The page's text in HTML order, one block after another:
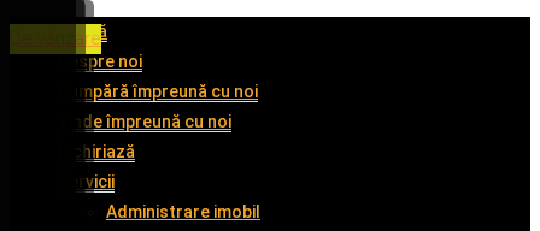
Acasă
Despre noi
Cumpără împreună cu noi
Vinde împreună cu noi
Închiriază
Servicii
Administrare imobil
De închiriat
De închiriat
De închiriat
De vânzare